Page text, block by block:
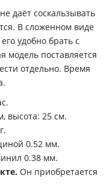
даёт соскальзывать
В сложенном виде
удобно брать с
модель поставляется
отдельно. Время
высота: 25 см.
0.52 мм.
0.38 мм.
Он приобретается